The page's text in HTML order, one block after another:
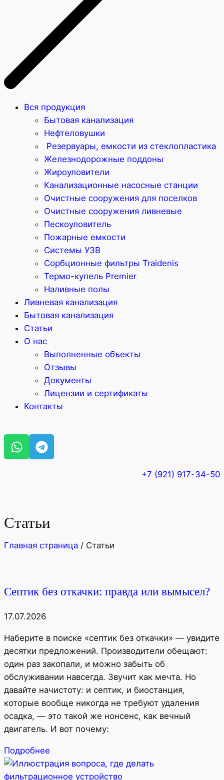
Вся продукция
Бытовая канализация
Нефтеловушки
Резервуары, емкости из стеклопластика
Железнодорожные поддоны
Жироуловители
Канализационные насосные станции
Очистные сооружения для поселков
Очистные сооружения ливневые
Пескоуловитель
Пожарные емкости
Системы УЗВ
Сорбционные фильтры Traidenis
Термо-купель Premier
Наливные полы
Ливневая канализация
Бытовая канализация
Статьи
О нас
Выполненные объекты
Отзывы
Документы
Лицензии и сертификаты
Контакты
+7 (921) 917-34-50
Статьи
Главная страница / Статьи
Септик без откачки: правда или вымысел?
17.07.2026
Наберите в поиске «септик без откачки» — увидите
десятки предложений. Производители обещают:
один раз закопали, и можно забыть об
обслуживании навсегда. Звучит как мечта. Но
давайте начистоту: и септик, и биостанция,
которые вообще никогда не требуют удаления
осадка, — это такой же нонсенс, как вечный
двигатель. И вот почему:
Подробнее